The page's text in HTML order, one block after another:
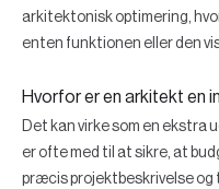
arkitektonisk optimering,
enten funktionen eller den
Hvorfor er en arkitekt en
Det kan virke som en ekstra
er ofte med til at sikre, at
præcis projektbeskrivelse